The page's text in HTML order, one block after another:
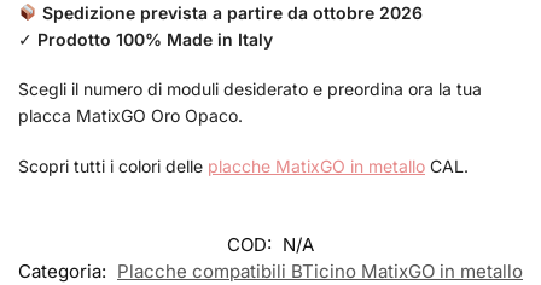
Spedizione prevista a partire da ottobre 2026
✓ Prodotto 100% Made in Italy
Scegli il numero di moduli desiderato e preordina ora la tua
placca MatixGO Oro Opaco.
Scopri tutti i colori delle placche MatixGO in metallo CAL.
COD: N/A
Categoria: Placche compatibili BTicino MatixGO in metallo